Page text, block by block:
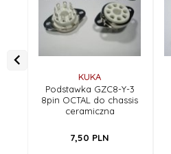
KUKA
Podstawka GZC8-Y-3
8pin OCTAL do chassis
ceramiczna
7,50 PLN